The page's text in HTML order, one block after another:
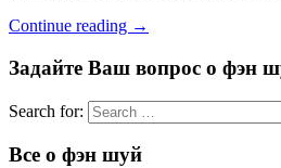
Continue reading →
Задайте Ваш вопрос о фэн
Search for:
Все о фэн шуй